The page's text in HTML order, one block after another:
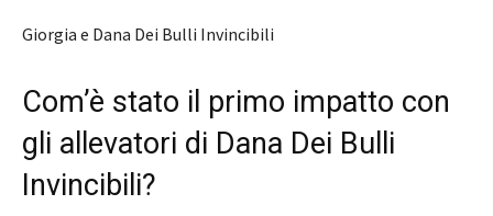
Giorgia e Dana Dei Bulli Invincibili
Com’è stato il primo impatto con
gli allevatori di Dana Dei Bulli
Invincibili?